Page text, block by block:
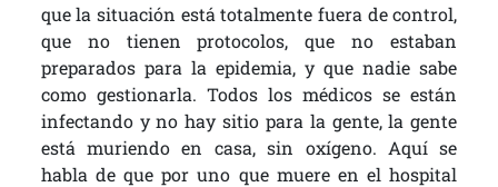
que la situación está totalmente fuera de control,
que no tienen protocolos, que no estaban
preparados para la epidemia, y que nadie sabe
como gestionarla. Todos los médicos se están
infectando y no hay sitio para la gente, la gente
está muriendo en casa, sin oxígeno. Aquí se
habla de que por uno que muere en el hospital